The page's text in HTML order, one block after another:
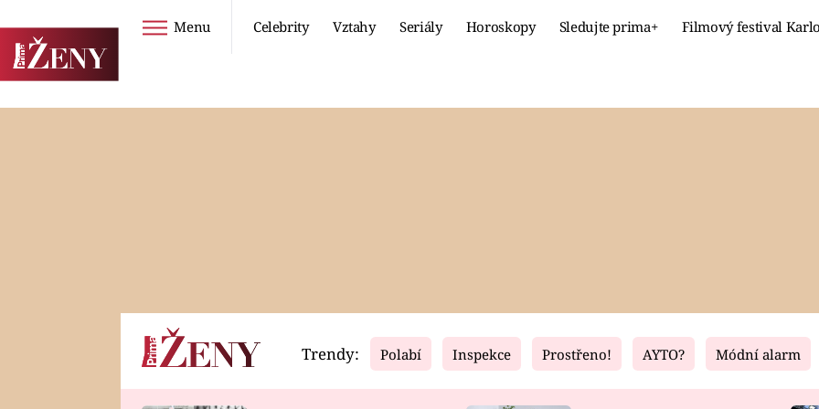
Menu Celebrity Vztahy Seriály Horoskopy Sledujte prima+ Filmový festival
Horoskopy Video Fresh Living
Trendy: Polabí Inspekce Prostřeno! AYTO? Módní alarm